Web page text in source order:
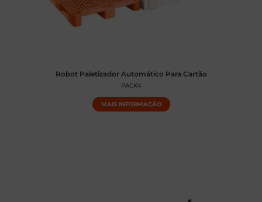
Robot Paletizador Automático Para Cartão
PACK4
MAIS INFORMAÇÃO